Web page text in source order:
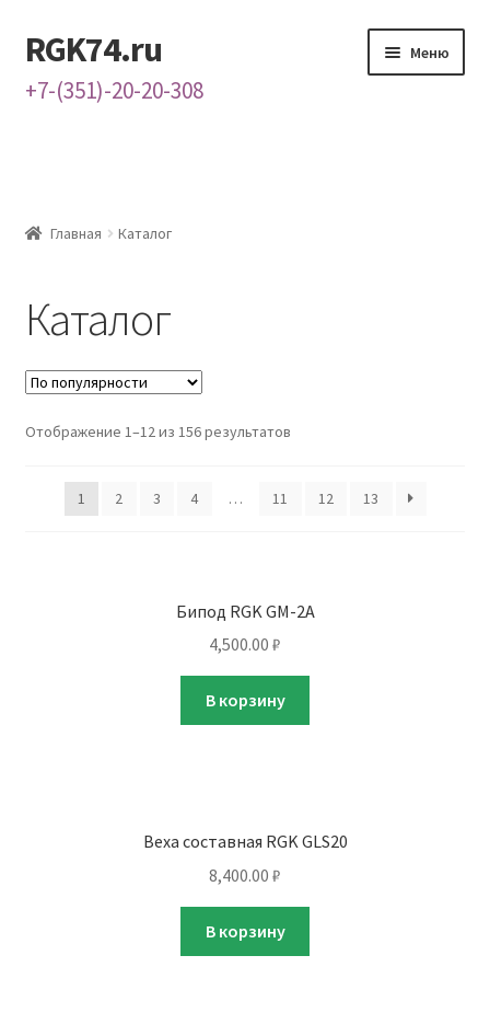
Перейти
к
навигации
Перейти
к
содержимому
RGK74.ru
+7-(351)-20-20-308
Меню
О нас
Главная Каталог
Каталог
Отображение 1–12 из 156 результатов
1 2 3 4 … 11 12 13
Бипод RGK GM-2A
4,500.00 ₽
В корзину
Веха составная RGK GLS20
8,400.00 ₽
В корзину